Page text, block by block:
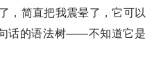
，简直把我震晕了，它可以
话的语法树——不知道它是